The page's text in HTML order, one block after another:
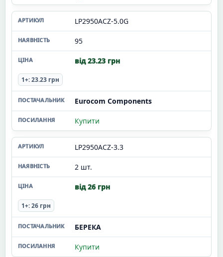
LP2950ACZ-5.0G
95
від 23.23 грн
1+: 23.23 грн
Eurocom Components
Купити
LP2950ACZ-3.3
2 шт.
від 26 грн
1+: 26 грн
БЕРЕКА
Купити